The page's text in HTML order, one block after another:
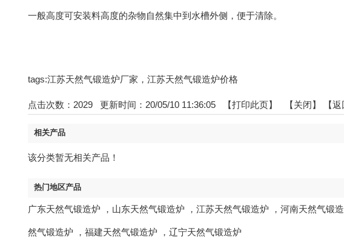
一般高度可安装料高度的杂物自然集中到水槽外侧，便于清除。
tags:江苏天然气锻造炉厂家，江苏天然气锻造炉价格
点击次数： 2029 更新时间：20/05/10 11:36:05 【打印此页】 【关闭】 【
相关产品
该分类暂无相关产品！
热门地区产品
广东天然气锻造炉 ， 山东天然气锻造炉 ， 江苏天然气锻造炉 ， 河南天然气锻
然气锻造炉 ， 福建天然气锻造炉 ， 辽宁天然气锻造炉